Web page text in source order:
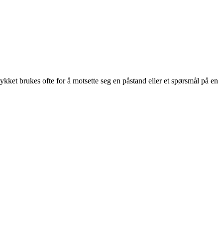
brukes ofte for å motsette seg en påstand eller et spørsmål på en